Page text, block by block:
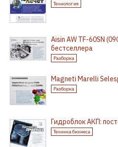
Технология
Aisin AW TF-60SN
бестселлера
Разборка
Magneti Marelli
Разборка
Гидроблок АКП:
Техника бизнеса